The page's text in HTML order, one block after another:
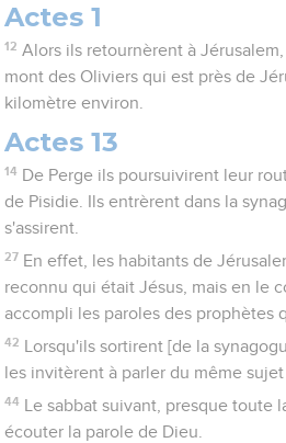
Actes 1
12 Alors ils retournèrent à
mont des Oliviers qui est près de
kilomètre environ.
Actes 13
14 De Perge ils poursuivirent leur
de Pisidie. Ils entrèrent dans la
s'assirent.
27 En effet, les habitants de
reconnu qui était Jésus, mais en le
accompli les paroles des prophètes
42
Lorsqu'ils sortirent [de la
les invitèrent à parler du même
44
Le sabbat suivant, presque toute
écouter la parole de Dieu.